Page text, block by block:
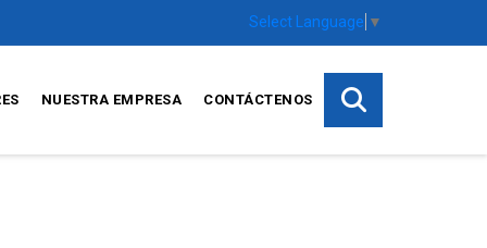
Select Language ▼
NUESTRA EMPRESA CONTÁCTENOS